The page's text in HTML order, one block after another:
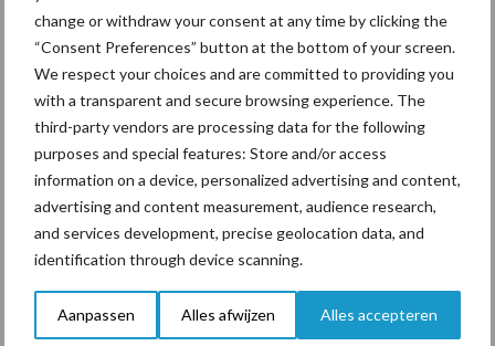
change or withdraw your consent at any time by clicking the
“Consent Preferences” button at the bottom of your screen.
We respect your choices and are committed to providing you
with a transparent and secure browsing experience. The
third-party vendors are processing data for the following
purposes and special features: Store and/or access
information on a device, personalized advertising and content,
advertising and content measurement, audience research,
and services development, precise geolocation data, and
identification through device scanning.
Aanpassen Alles afwijzen Alles accepteren
Diergezondheid Bemesting Fokkerij
Bedrijfsnieuws
Ligbox &
Voerhekken
Toon meer